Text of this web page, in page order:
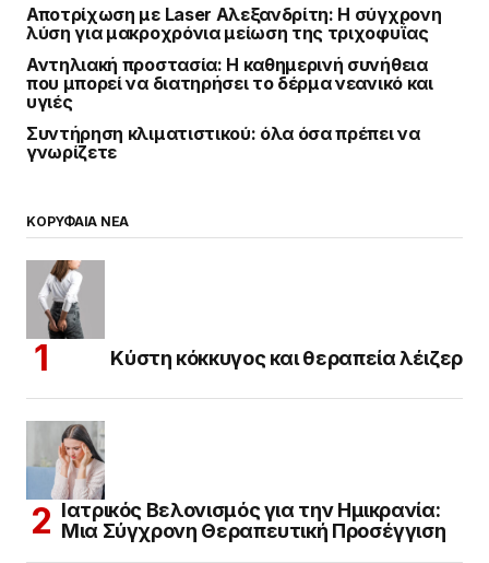
Αποτρίχωση με Laser Αλεξανδρίτη: Η σύγχρονη
λύση για μακροχρόνια μείωση της τριχοφυΐας
Αντηλιακή προστασία: Η καθημερινή συνήθεια
που μπορεί να διατηρήσει το δέρμα νεανικό και
υγιές
Συντήρηση κλιματιστικού: όλα όσα πρέπει να
γνωρίζετε
ΚΟΡΥΦΑΙΑ ΝΕΑ
Κύστη κόκκυγος και θεραπεία λέιζερ
Ιατρικός Βελονισμός για την Ημικρανία:
Μια Σύγχρονη Θεραπευτική Προσέγγιση